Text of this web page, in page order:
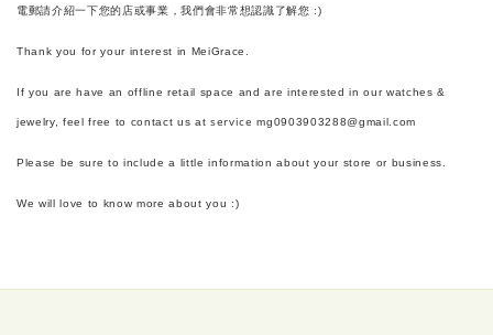
電郵請介紹一下您的店或事業，我們會非常想認識了解您 :)
Thank you for your interest in MeiGrace.
If you are have an offline retail space and are interested in our watches &
jewelry, feel free to contact us atservicemg0903903288@gmail.com
Please be sure to include a little information about your store or business.
We will love to know more about you :)